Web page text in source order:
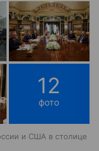
12
фото
и США в столице